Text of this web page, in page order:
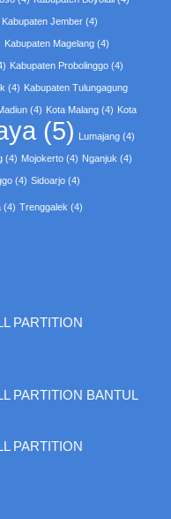
Kabupaten Jember (4)
Kabupaten Magelang (4)
Kabupaten Probolinggo (4)
(4) Kabupaten Tulungagung
(4) Kota Malang (4) Kota
(5) Lumajang (4)
(4) Mojokerto (4) Nganjuk (4)
(4) Sidoarjo (4)
(4) Trenggalek (4)
PARTITION
PARTITION BANTUL
PARTITION